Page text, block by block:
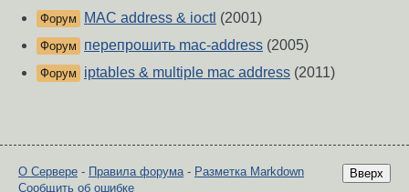
Форум MAC address & ioctl (2001)
Форум перепрошить mac-address (2005)
Форум iptables & multiple mac address (2011)
Вверх
О Сервере - Правила форума- Разметка Markdown
Сообщить об ошибке